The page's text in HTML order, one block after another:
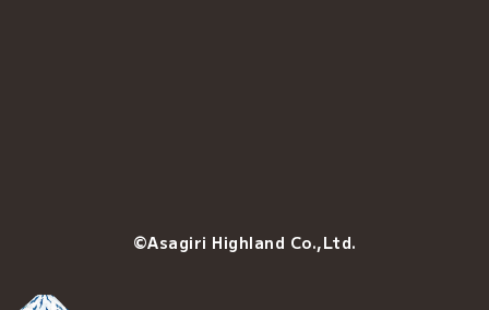
©Asagiri Highland Co.,Ltd.